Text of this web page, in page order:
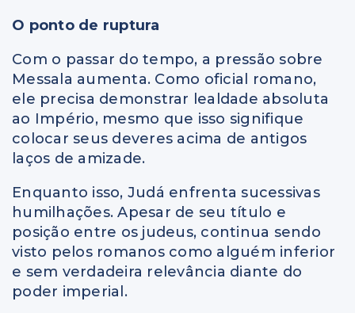
O ponto de ruptura
Com o passar do tempo, a pressão sobre
Messala aumenta. Como oficial romano,
ele precisa demonstrar lealdade absoluta
ao Império, mesmo que isso signifique
colocar seus deveres acima de antigos
laços de amizade.
Enquanto isso, Judá enfrenta sucessivas
humilhações. Apesar de seu título e
posição entre os judeus, continua sendo
visto pelos romanos como alguém inferior
e sem verdadeira relevância diante do
poder imperial.